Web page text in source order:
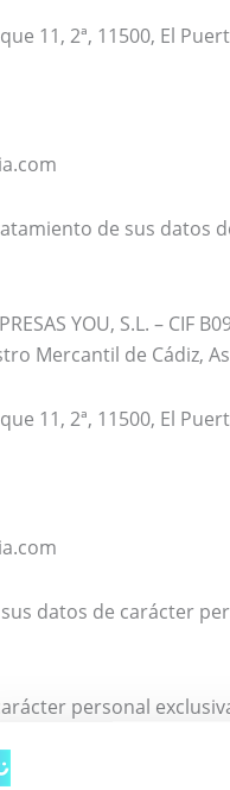
11, 2ª, 11500, El
de sus datos
YOU, S.L. – CIF
Mercantil de Cádiz,
11, 2ª, 11500, El
datos de carácter
personal